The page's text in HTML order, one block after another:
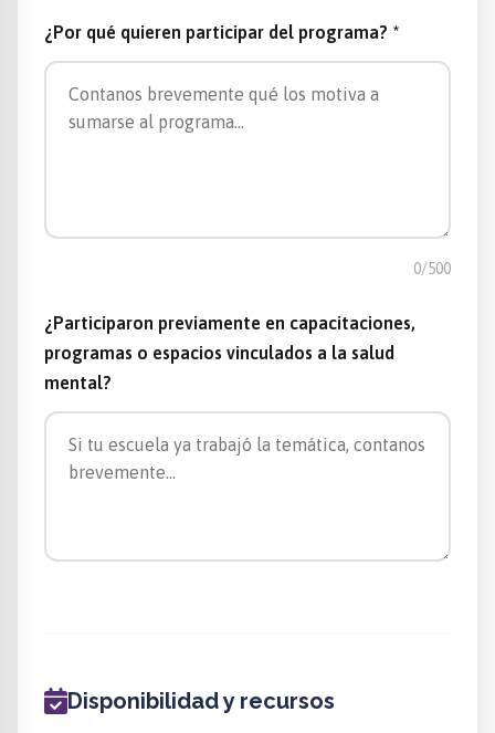
¿Por qué quieren participar del programa? *
0/500
¿Participaron previamente en capacitaciones,
programas o espacios vinculados a la salud
mental?
Disponibilidad y recursos